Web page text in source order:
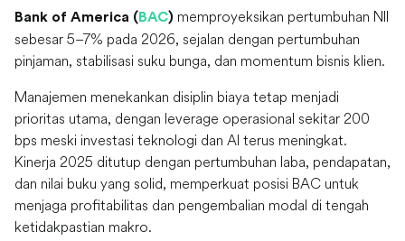
Bank of America ( BAC) memproyeksikan pertumbuhan NII
sebesar 5–7% pada 2026, sejalan dengan pertumbuhan
pinjaman, stabilisasi suku bunga, dan momentum bisnis klien.
Manajemen menekankan disiplin biaya tetap menjadi
prioritas utama, dengan leverage operasional sekitar 200
bps meski investasi teknologi dan AI terus meningkat.
Kinerja 2025 ditutup dengan pertumbuhan laba, pendapatan,
dan nilai buku yang solid, memperkuat posisi BAC untuk
menjaga profitabilitas dan pengembalian modal di tengah
ketidakpastian makro.